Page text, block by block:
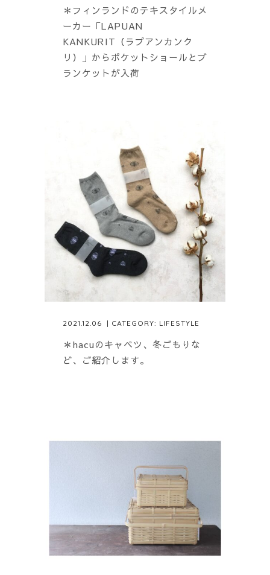
＊フィンランドのテキスタイルメ
ーカー「LAPUAN
KANKURIT（ラプアンカンク
リ）」からポケットショールとブ
ランケットが入荷
2021.12.06 | CATEGORY: LIFESTYLE
＊hacuのキャベツ、冬ごもりな
ど、ご紹介します。